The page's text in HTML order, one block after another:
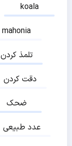
koala
mahonia
تلمذ کردن
دقت کردن
ضحک
عدد طبیعی